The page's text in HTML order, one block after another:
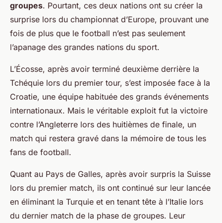
groupes. Pourtant, ces deux nations ont su créer la
surprise lors du championnat d’Europe, prouvant une
fois de plus que le football n’est pas seulement
l’apanage des grandes nations du sport.
L’Écosse, après avoir terminé deuxième derrière la
Tchéquie lors du premier tour, s’est imposée face à la
Croatie, une équipe habituée des grands événements
internationaux. Mais le véritable exploit fut la victoire
contre l’Angleterre lors des huitièmes de finale, un
match qui restera gravé dans la mémoire de tous les
fans de football.
Quant au Pays de Galles, après avoir surpris la Suisse
lors du premier match, ils ont continué sur leur lancée
en éliminant la Turquie et en tenant tête à l’Italie lors
du dernier match de la phase de groupes. Leur